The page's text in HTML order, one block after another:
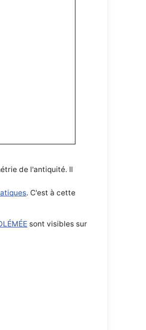
de l'antiquité. Il
. C'est à cette
sont visibles sur